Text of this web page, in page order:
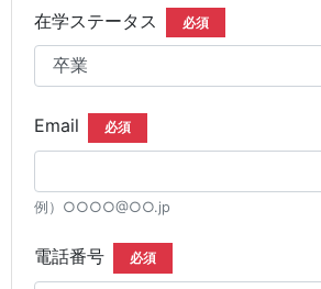
在学ステータス 必須
Email 必須
例）○○○○@○○.jp
電話番号 必須